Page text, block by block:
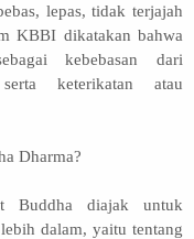
lepas, tidak terjajah
KBBI dikatakan bahwa
kebebasan dari
keterikatan atau
Dharma?
Buddhadiajak untuk
dalam, yaitu tentang